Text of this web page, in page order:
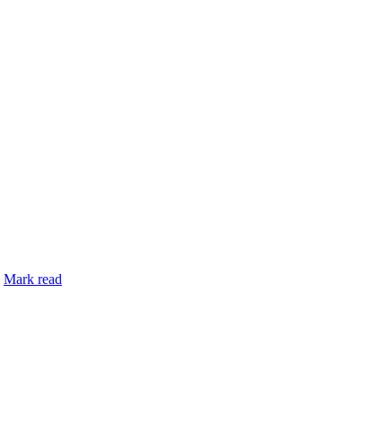
Mark read